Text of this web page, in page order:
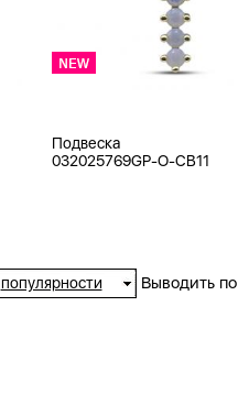
Подвеска
032025769GP-O-CB11
популярности Выводить по